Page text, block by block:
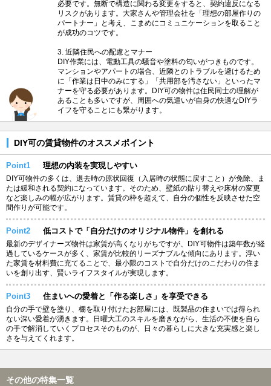
必要です。無断で構造に関わる変更をすると、契約違反になる
リスクがあります。大家さんや管理会社を「理想の部屋作りの
パートナー」と考え、こまめにコミュニケーションを取ること
が成功のコツです。
3. 近隣住民への配慮とマナー
DIY作業には、電動工具の騒音や塗料の匂いがつきものです。
マンションやアパートの場合、近隣とのトラブルを避けるため
に「作業は日中のみにする」「共用部を汚さない」といったマ
ナーを守る必要があります。DIY可の物件は住民同士の理解が
あることも多いですが、周囲への気遣いが自身の快適なDIYラ
イフを守ることにも繋がります。
DIY可の賃貸物件のオススメポイント
Point1 理想の内装を実現しやすい
DIY可物件の多くは、退去時の原状回復（入居時の状態に戻すこと）が免除、ま
たは緩和される契約になっています。そのため、壁紙の貼り替えや床材の変更
など楽しみの幅が広がります。賃貸の枠を超えて、自分の個性を反映させた空
間作りが可能です。
Point2 低コストで「自分だけのオリジナル物件」を創れる
最新のデザイナーズ物件は家賃が高くなりがちですが、DIY可物件は築年数が経
過しているケースが多く、家賃が比較的リーズナブルな傾向にあります。浮い
た家賃を材料費に充てることで、最小限のコストで自分だけのこだわりの住ま
いを創り出す、賢いライフスタイルが実現します。
Point3 住まいへの愛着と「作る楽しさ」を享受できる
自分の手で壁を塗り、棚を取り付けたお部屋には、既製品の住まいでは得られ
ない深い愛着が湧きます。日曜大工のスキルを磨きながら、生活の不便を自ら
の手で解消していくプロセスそのものが、日々の暮らしに大きな充実感と楽し
さを与えてくれます。
その他の特集一覧